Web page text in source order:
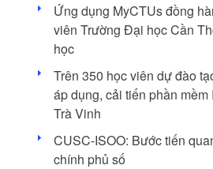
Ứng dụng MyCTUs đồng
viên Trường Đại học Cần
học
Trên 350 học viên dự đào
áp dụng, cải tiến phần mềm
Trà Vinh
CUSC-ISOO: Bước tiến
chính phủ số